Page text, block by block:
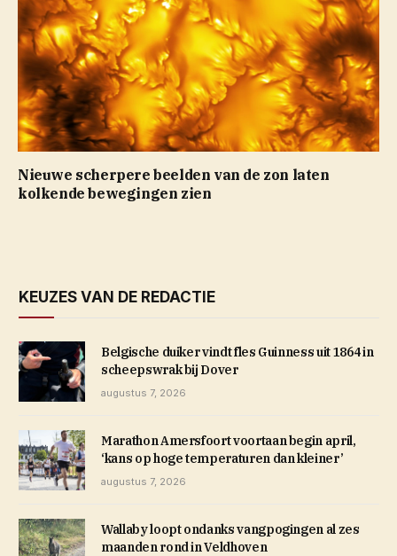
Nieuwe scherpere beelden van de zon laten
kolkende bewegingen zien
KEUZES VAN DE REDACTIE
Belgische duiker vindt fles Guinness uit 1864 in
scheepswrak bij Dover
augustus 7, 2026
Marathon Amersfoort voortaan begin april,
‘kans op hoge temperaturen dan kleiner’
augustus 7, 2026
Wallaby loopt ondanks vangpogingen al zes
maanden rond in Veldhoven